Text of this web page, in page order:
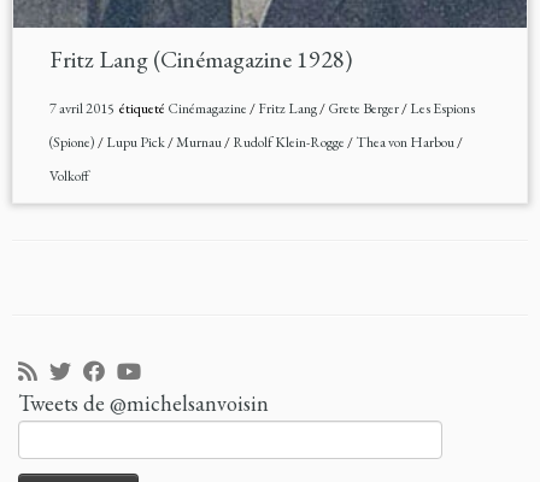
Fritz Lang (Cinémagazine 1928)
7 avril 2015 étiqueté Cinémagazine/Fritz Lang/Grete Berger/Les Espions
(Spione)/Lupu Pick/Murnau/Rudolf Klein-Rogge/Thea von Harbou/
Volkoff
Tweets de @michelsanvoisin